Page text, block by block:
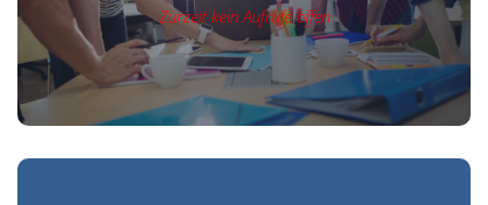
Zurzeit kein Aufrufe offen